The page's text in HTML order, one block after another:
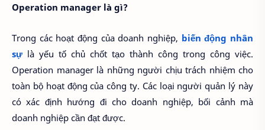
Operation manager là gì?
Trong các hoạt động của doanh nghiệp, biến động nhân
sự là yếu tố chủ chốt tạo thành công trong công việc.
Operation manager là những người chịu trách nhiệm cho
toàn bộ hoạt động của công ty. Các loại người quản lý này
có xác định hướng đi cho doanh nghiệp, bối cảnh mà
doanh nghiệp cần đạt được.